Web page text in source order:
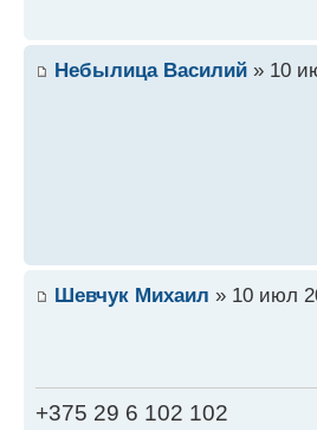
Небылица Василий » 10
Шевчук Михаил » 10 июл
+375 29 6 102 102